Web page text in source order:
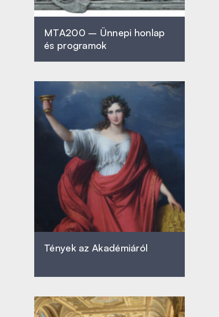
MTA200 – Ünnepi honlap
és programok
Tények az Akadémiáról